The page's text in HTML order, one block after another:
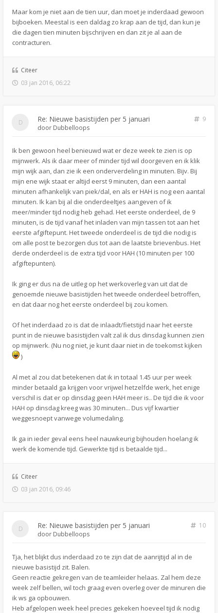
Maar kom je niet aan de tien uur, dan moet je inderdaad gewoon
bijboeken. Meestal is een daldag zo krap aan de tijd, dan kun je
die dagen tien minuten bijschrijven en dan zit je al aan de
contracturen.
Citeer
03 jan 2016, 06:22
Re: Nieuwe basistijden per 5 januari
9
door Dubbelloops
Ik ben gewoon heel benieuwd wat er deze week te zien is op
mijnwerk. Als ik daar meer of minder tijd wil doorgeven en ik klik
mijn wijk aan, dan zie ik een onderverdeling in minuten. Bijv. Bij
mijn ene wijk staat er altijd eerst 9 minuten, dan een aantal
minuten afhankelijk van piek/dal, en als er HAH is nog een aantal
minuten. Ik kan bij al die onderdeeltjes aangeven of ik
meer/minder tijd nodig heb gehad. Het eerste onderdeel, de 9
minuten, is de tijd vanaf het inladen van mijn tassen tot aan het
eerste afgiftepunt. Het tweede onderdeel is de tijd die nodig is
om alle post te bezorgen dus tot aan de laatste brievenbus. Het
derde onderdeel is de extra tijd voor HAH (10 minuten per 100
afgiftepunten).
Ik ging er dus na de uitleg op het werkoverleg van uit dat de
genoemde nieuwe basistijden het tweede onderdeel betroffen,
en dat daar nog het eerste onderdeel bij zou komen.
Of het inderdaad zo is dat de inlaadt/fietstijd naar het eerste
punt in de nieuwe basistijden valt zal ik dus dinsdag kunnen zien
op mijnwerk. (Nu nog niet, je kunt daar niet in de toekomst kijken
)
Al met al zou dat betekenen dat ik in totaal 1.45 uur per week
minder betaald ga krijgen voor vrijwel hetzelfde werk, het enige
verschil is dat er op dinsdag geen HAH meer is.. De tijd die ik voor
HAH op dinsdag kreeg was 30 minuten... Dus vijf kwartier
weggesnoept vanwege volumedaling.
Ik ga in ieder geval eens heel nauwkeurig bijhouden hoelang ik
werk de komende tijd. Gewerkte tijd is betaalde tijd...
Citeer
03 jan 2016, 09:46
Re: Nieuwe basistijden per 5 januari
10
door Dubbelloops
Tja, het blijkt dus inderdaad zo te zijn dat de aanrijtijd al in de
nieuwe basistijd zit. Balen.
Geen reactie gekregen van de teamleider helaas. Zal hem deze
week zelf bellen, wil toch graag even overleg over de minuren die
ik ws ga opbouwen.
Heb afgelopen week heel precies gekeken hoeveel tijd ik nodig